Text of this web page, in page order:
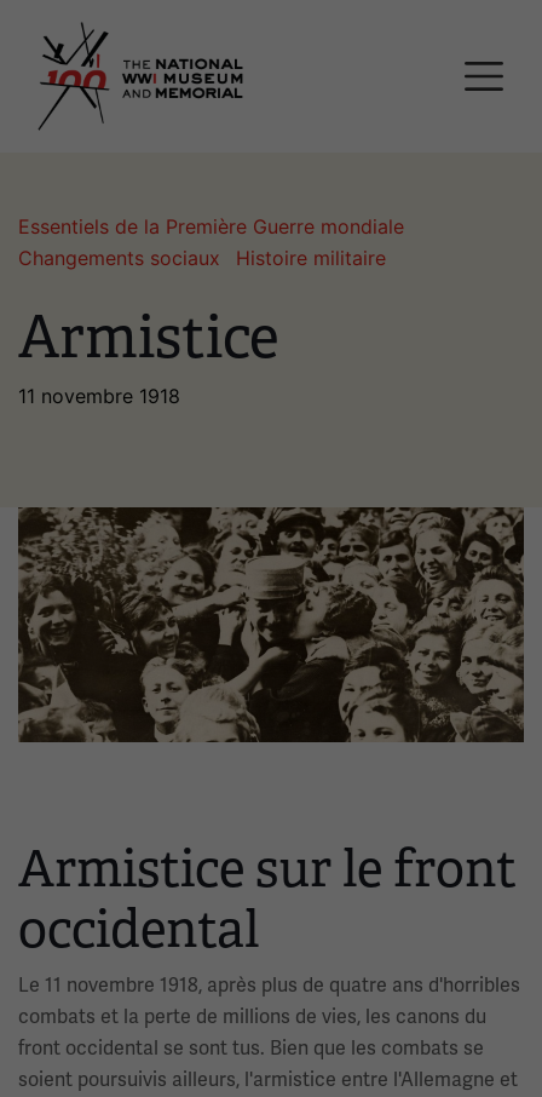
Essentiels de la Première Guerre mondiale
Changements sociaux
Histoire militaire
Armistice
11 novembre 1918
Image(s)
Armistice sur le front
occidental
Le 11 novembre 1918, après plus de quatre ans d'horribles
combats et la perte de millions de vies, les canons du
front occidental se sont tus. Bien que les combats se
soient poursuivis ailleurs, l'armistice entre l'Allemagne et